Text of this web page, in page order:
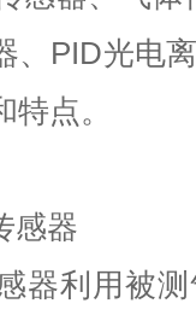
、PID光电
点。
感器
器利用被